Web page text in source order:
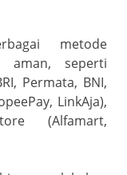
metode
aman, seperti
Permata, BNI,
LinkAja),
(Alfamart,